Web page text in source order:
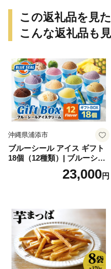
この返礼品を見
こんな返礼品も
沖縄県浦添市
ブルーシール アイス ギフト
18個（12種類）| ブルーシー
ルアイス ブルーシールアイ
スクリーム 着日指定可能 送
誕生日 カップ 詰め合わせ バ
ラエティ | バニラ チョコレー
ト ストロベリー ピスタチオ
バニラ＆クッキー ウベ 沖縄
紅イモ 塩ちんすこう 沖縄シ
ークヮーサー 沖縄黒糖 琉球
ロイヤルミルクティ 沖縄パ
23,000円